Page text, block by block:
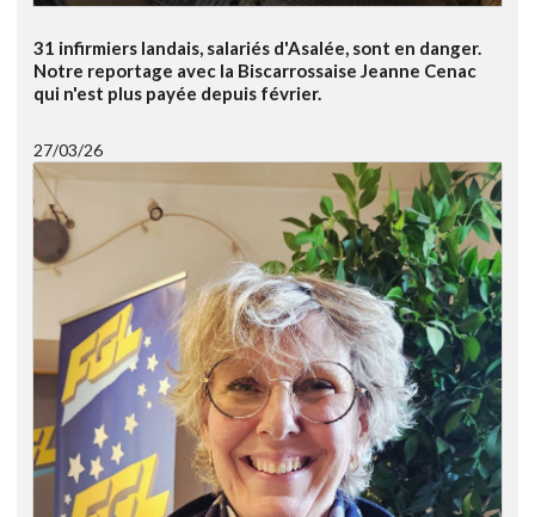
31 infirmiers landais, salariés d'Asalée, sont en danger.
Notre reportage avec la Biscarrossaise Jeanne Cenac
qui n'est plus payée depuis février.
27/03/26